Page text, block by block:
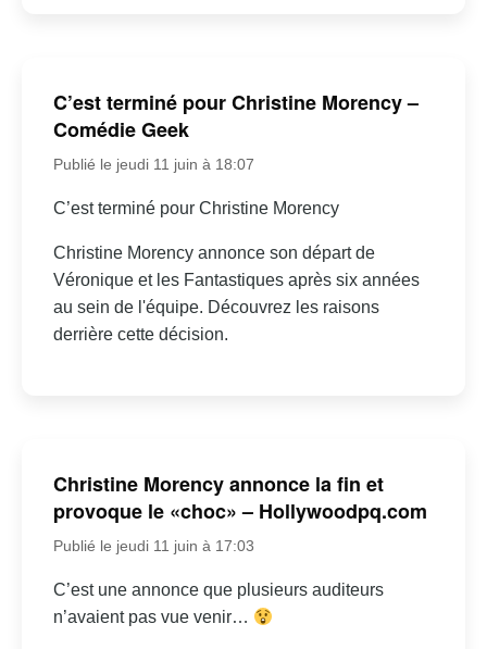
C’est terminé pour Christine Morency –
Comédie Geek
Publié le jeudi 11 juin à 18:07
C’est terminé pour Christine Morency
Christine Morency annonce son départ de
Véronique et les Fantastiques après six années
au sein de l'équipe. Découvrez les raisons
derrière cette décision.
Christine Morency annonce la fin et
provoque le «choc» – Hollywoodpq.com
Publié le jeudi 11 juin à 17:03
C’est une annonce que plusieurs auditeurs
n’avaient pas vue venir…